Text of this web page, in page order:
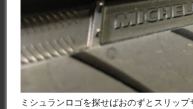
ミシュランロゴを探せばおのずとスリッ